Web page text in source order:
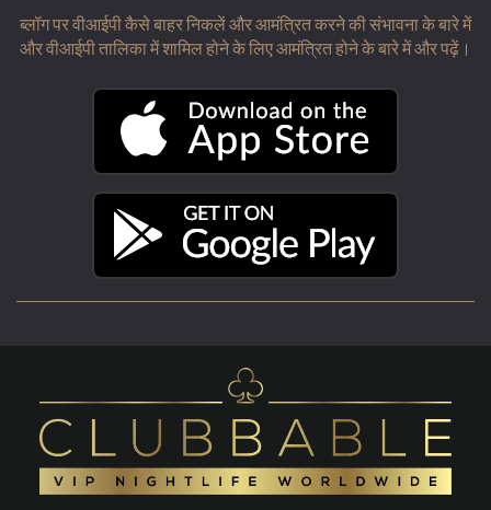
ब्लॉग पर वीआईपी कैसे बाहर निकलें और आमंत्रित करने की संभावना के बारे में
और वीआईपी तालिका में शामिल होने के लिए आमंत्रित होने के बारे में और पढ़ें।